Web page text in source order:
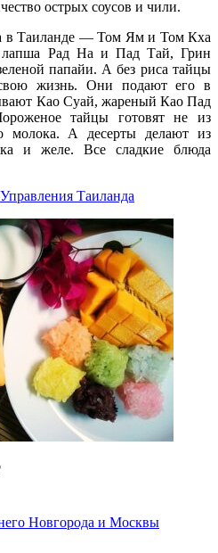
острых соусов и чили.
в Таиланде — Том Ям и Том Кха
лапша Рад На и Пад Тай, Грин
папайи. А без риса тайцы
жизнь. Они подают его в
Као Суай, жареный Као Пад
тайцы готовят не из
молока. А десерты делают из
и желе. Все сладкие блюда
Таиланда
Новгорода и Москвы